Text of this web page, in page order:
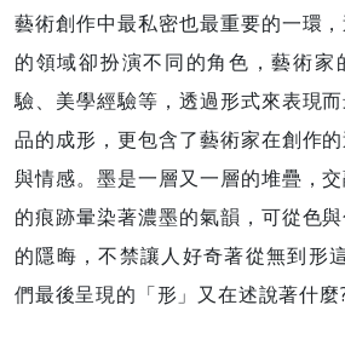
藝術創作中最私密也最重要的一環
的領域卻扮演不同的角色，藝術家
驗、美學經驗等，透過形式來表現
品的成形，更包含了藝術家在創作
與情感。墨是一層又一層的堆疊，
的痕跡暈染著濃墨的氣韻，可從色
的隱晦，不禁讓人好奇著從無到形
們最後呈現的「形」又在述說著什麼